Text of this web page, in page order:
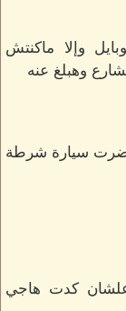
وإلا ماكنتش
وهبلغ عنه
سيارة شرطة
كدت هاجي